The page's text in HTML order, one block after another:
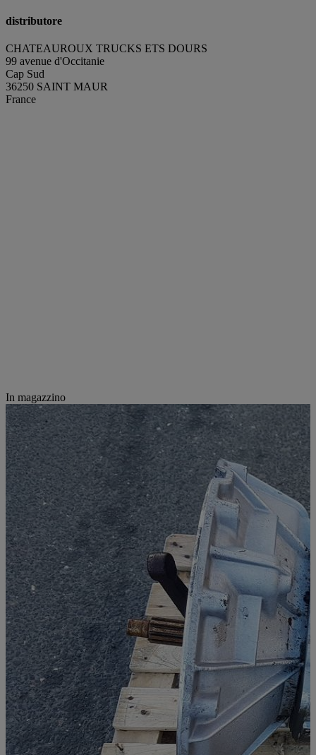
distributore
CHATEAUROUX TRUCKS ETS DOURS
99 avenue d'Occitanie
Cap Sud
36250 SAINT MAUR
France
In magazzino